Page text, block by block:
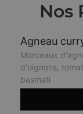
Nos
Agneau
Morceaux
d'oignons,
basmati